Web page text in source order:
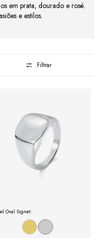
em prata, dourado e rosé.
e estilos.
Filtrar
Oval Signet: